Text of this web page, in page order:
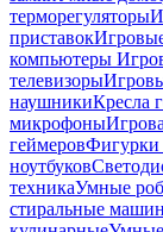
терморегуляторы
приставок
компьютеры
телевизоры
наушникиКресла
микрофоны
геймеровФигурки
ноутбуков
техникаУмные
стиральные